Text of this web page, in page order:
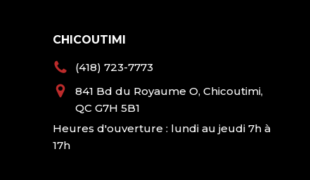
CHICOUTIMI
(418) 723-7773
841 Bd du Royaume O, Chicoutimi,
QC G7H 5B1
Heures d'ouverture : lundi au jeudi 7h à
17h